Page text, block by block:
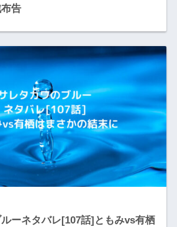
告
ーネタバレ[107話]ともみvs有栖